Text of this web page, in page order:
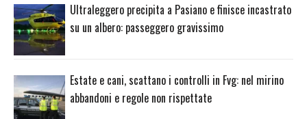
Ultraleggero precipita a Pasiano e finisce incastrato
su un albero: passeggero gravissimo
Estate e cani, scattano i controlli in Fvg: nel mirino
abbandoni e regole non rispettate